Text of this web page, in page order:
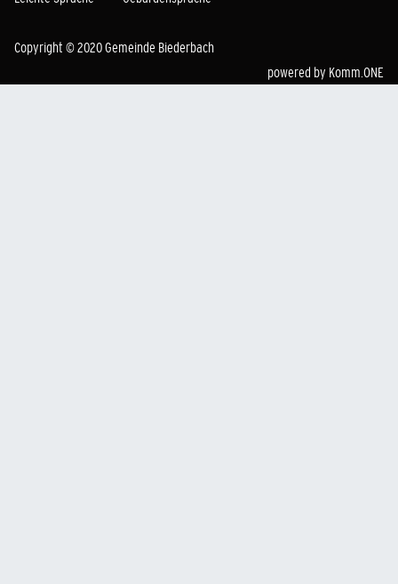
Copyright © 2020 Gemeinde Biederbach
powered by Komm.ONE